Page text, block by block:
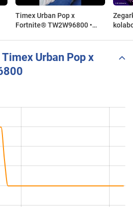
Timex Urban Pop x
Fortnite® TW2W96800 •
Urban Pop x